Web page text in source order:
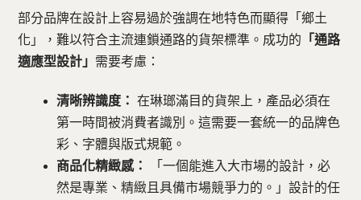
部分品牌在設計上容易過於強調在地特色而顯得「鄉土
化」，難以符合主流連鎖通路的貨架標準。成功的 「通路
適應型設計」 需要考慮：
清晰辨識度： 在琳瑯滿目的貨架上，產品必須在
第一時間被消費者識別。這需要一套統一的品牌色
彩、字體與版式規範。
商品化精緻感：
「一個能進入大市場的設計，必
然是專業、精緻且具備市場競爭力的。」設計的任